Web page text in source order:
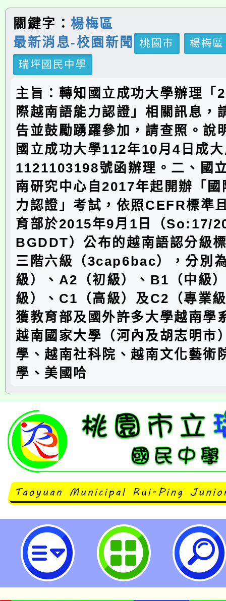
關鍵字： 楊梅區
最新消息-校園新聞
桃園市
楊梅區
瑞坪國民中學
主旨：轉知國立成功大學辦理「
際越南語能力認證」相關訊息，
告並鼓勵踴躍參加，請查照。說
國立成功大學112年10月4日成
1121103198號函辦理。二、國
南研究中心自2017年起開辦「國
力認證」考試，依照CEFR標準
育部於2015年9月1日（So:17/
BGDDT）公布的越南語認分級
三階六級（3cap6bac），分別
級）、A2（初級）、B1（中級
級）、C1（高級）及C2（專業
獲教育部及國外許多大學越南學
越南國家大學（河內及胡志明市
學、越南社科院、越南文化藝術
學、美國哈
國立成功大學辦理「2023秋季國
證」-桃園市立瑞坪國民中學